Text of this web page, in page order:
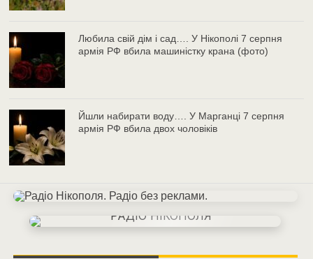
Любила свій дім і сад…. У Нікополі 7 серпня
армія РФ вбила машиністку крана (фото)
Йшли набирати воду…. У Марганці 7 серпня
армія РФ вбила двох чоловіків